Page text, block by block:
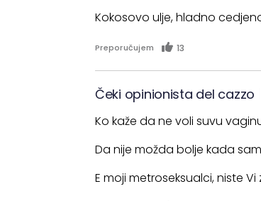
Kokosovo ulje, hladno
Preporučujem 13
Čeki opinionista del cazzo
Ko kaže da ne voli suvu
Da nije možda bolje kada
E moji metroseksualci, niste